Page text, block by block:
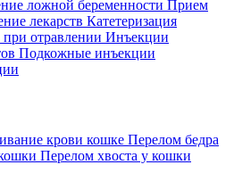
ложной беременности Прием
лекарств Катетеризация
отравлении Инъекции
Подкожные инъекции
крови кошке Перелом бедра
Перелом хвоста у кошки